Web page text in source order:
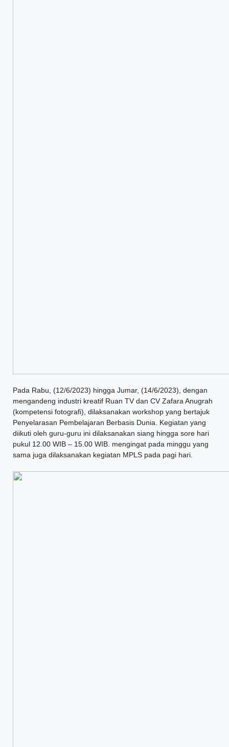
Pada Rabu, (12/6/2023) hingga Jumar, (14/6/2023), dengan
mengandeng industri kreatif Ruan TV dan CV Zafara Anugrah
(kompetensi fotografi), dilaksanakan workshop yang bertajuk
Penyelarasan Pembelajaran Berbasis Dunia. Kegiatan yang
diikuti oleh guru-guru ini dilaksanakan siang hingga sore hari
pukul 12.00 WIB – 15.00 WIB. mengingat pada minggu yang
sama juga dilaksanakan kegiatan MPLS pada pagi hari.